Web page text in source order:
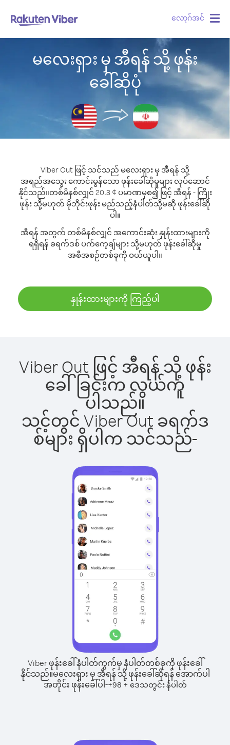
လော့ဂ်အင်
မလေးရှား မှ အီရန် သို့ ဖုန်း
ခေါ်ဆိုပုံ
Viber Out ဖြင့် သင်သည် မလေးရှား မှ အီရန် သို့
အရည်အသွေး ကောင်းမွန်သော ဖုန်းခေါ်ဆိုမှုများ လုပ်ဆောင်
နိုင်သည်။တစ်မိနစ်လျှင် 20.3 ¢ ပမာဏမှစ၍ ဖြင့် အီရန် - ကြိုး
ဖုန်း သို့မဟုတ် မိုဘိုင်းဖုန်း မည်သည့်နံပါတ်သို့မဆို ဖုန်းခေါ်ဆို
ပါ။
အီရန် အတွက် တစ်မိနစ်လျှင် အကောင်းဆုံး နှုန်းထားများကို
ရရှိရန် ခရက်ဒစ် ပက်ကေ့ချ်များ သို့မဟုတ် ဖုန်းခေါ်ဆိုမှု
အစီအစဉ်တစ်ခုကို ဝယ်ယူပါ။
နှုန်းထားများကို ကြည့်ပါ
Viber Out ဖြင့် အီရန် သို့ ဖုန်း
ခေါ်ခြင်းက လွယ်ကူ
ပါသည်။
သင့်တွင် Viber Out ခရက်ဒ
စ်များ ရှိပါက သင်သည်-
Viber ဖုန်းခေါ်နံပါတ်ကွက်မှ နံပါတ်တစ်ခုကို ဖုန်းခေါ်
နိုင်သည်။မလေးရှား မှ အီရန် သို့ ဖုန်းခေါ်ဆိုရန် အောက်ပါ
အတိုင်း ဖုန်းခေါ်ပါ-+98 + ဒေသတွင်း နံပါတ်